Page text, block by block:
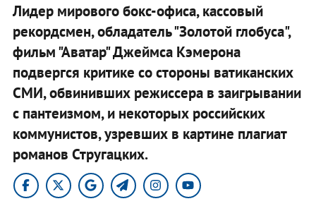
Лидер мирового бокс-офиса, кассовый
рекордсмен, обладатель "Золотой глобуса",
фильм "Аватар" Джеймса Кэмерона
подвергся критике со стороны ватиканских
СМИ, обвинивших режиссера в заигрывании
с пантеизмом, и некоторых российских
коммунистов, узревших в картине плагиат
романов Стругацких.